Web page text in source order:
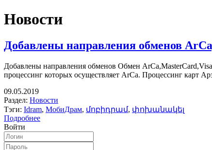
Новости
Добавлены направления обменов
Добавлены направления обменов Обмен
процессинг которых осуществляет ArCa. Процессинг карт
09.05.2019
Раздел: Новости
Тэги: Idram, МобиДрам, մոբիդրամ, փոխանակել
Подробнее
Войти